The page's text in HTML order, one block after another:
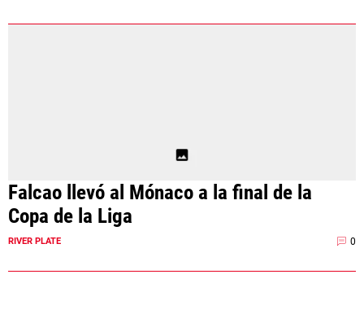
Falcao llevó al Mónaco a la final de la
Copa de la Liga
RIVER PLATE 0